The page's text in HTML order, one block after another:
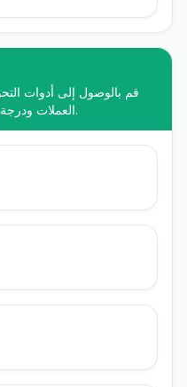
قم بالوصول إلى أدوات
العملات ودرجة الحرارة والمنطقة وغير ذلك بسرعة.